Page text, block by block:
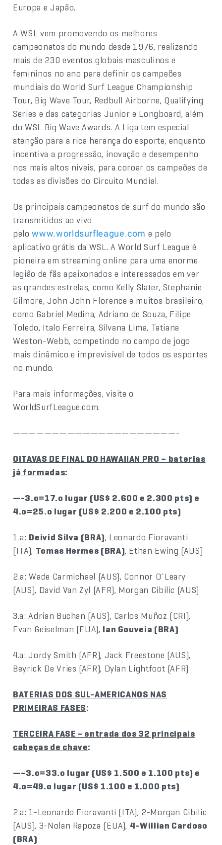
Europa e Japão.
A WSL vem promovendo os melhores
campeonatos do mundo desde 1976, realizando
mais de 230 eventos globais masculinos e
femininos no ano para definir os campeões
mundiais do World Surf League Championship
Tour, Big Wave Tour, Redbull Airborne, Qualifying
Series e das categorias Junior e Longboard, além
do WSL Big Wave Awards. A Liga tem especial
atenção para a rica herança do esporte, enquanto
incentiva a progressão, inovação e desempenho
nos mais altos níveis, para coroar os campeões de
todas as divisões do Circuito Mundial.
Os principais campeonatos de surf do mundo são
transmitidos ao vivo
pelowww.worldsurfleague.com e pelo
aplicativo grátis da WSL. A World Surf League é
pioneira em streaming online para uma enorme
legião de fãs apaixonados e interessados em ver
as grandes estrelas, como Kelly Slater, Stephanie
Gilmore, John John Florence e muitos brasileiro,
como Gabriel Medina, Adriano de Souza, Filipe
Toledo, Italo Ferreira, Silvana Lima, Tatiana
Weston-Webb, competindo no campo de jogo
mais dinâmico e imprevisível de todos os esportes
no mundo.
Para mais informações, visite o
WorldSurfLeague.com.
—————————————————————-
OITAVAS DE FINAL DO HAWAIIAN PRO – baterias
já formadas:
—-3.o=17.o lugar (US$ 2.600 e 2.300 pts) e
4.o=25.o lugar (US$ 2.200 e 2.100 pts)
1.a: Deivid Silva (BRA), Leonardo Fioravanti
(ITA), Tomas Hermes (BRA), Ethan Ewing (AUS)
2.a: Wade Carmichael (AUS), Connor O´Leary
(AUS), David Van Zyl (AFR), Morgan Cibilic (AUS)
3.a: Adrian Buchan (AUS), Carlos Muñoz (CRI),
Evan Geiselman (EUA), Ian Gouveia (BRA)
4.a: Jordy Smith (AFR), Jack Freestone (AUS),
Beyrick De Vries (AFR), Dylan Lightfoot (AFR)
BATERIAS DOS SUL-AMERICANOS NAS
PRIMEIRAS FASES:
TERCEIRA FASE – entrada dos 32 principais
cabeças de chave:
—–3.o=33.o lugar (US$ 1.500 e 1.100 pts) e
4.o=49.o lugar (US$ 1.100 e 1.000 pts)
2.a: 1-Leonardo Fioravanti (ITA), 2-Morgan Cibilic
(AUS), 3-Nolan Rapoza (EUA), 4-Willian Cardoso
(BRA)